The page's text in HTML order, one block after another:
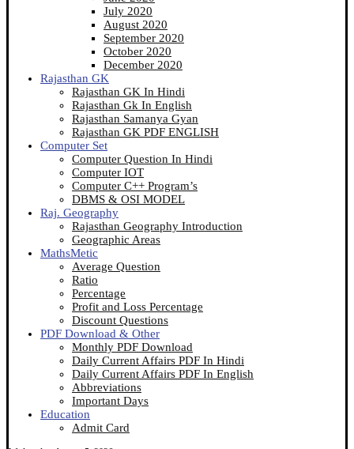
July 2020
August 2020
September 2020
October 2020
December 2020
Rajasthan GK
Rajasthan GK In Hindi
Rajasthan Gk In English
Rajasthan Samanya Gyan
Rajasthan GK PDF ENGLISH
Computer Set
Computer Question In Hindi
Computer IOT
Computer C++ Program’s
DBMS & OSI MODEL
Raj. Geography
Rajasthan Geography Introduction
Geographic Areas
MathsMetic
Average Question
Ratio
Percentage
Profit and Loss Percentage
Discount Questions
PDF Download & Other
Monthly PDF Download
Daily Current Affairs PDF In Hindi
Daily Current Affairs PDF In English
Abbreviations
Important Days
Education
Admit Card